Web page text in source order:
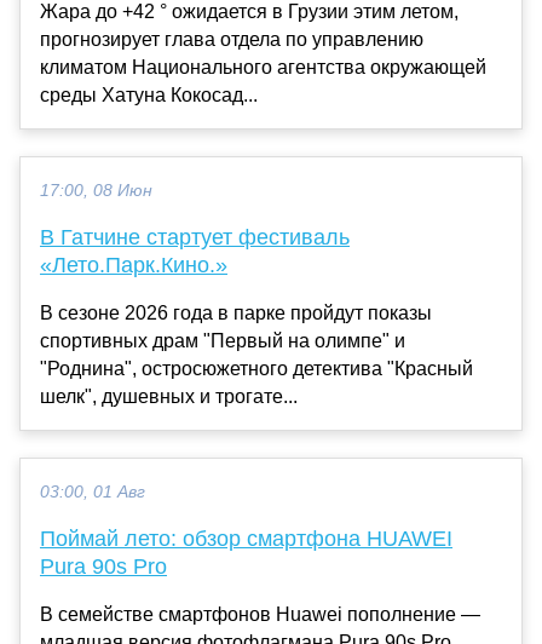
Жара до +42 ° ожидается в Грузии этим летом,
прогнозирует глава отдела по управлению
климатом Национального агентства окружающей
среды Хатуна Кокосад...
17:00, 08 Июн
В Гатчине стартует фестиваль
«Лето.Парк.Кино.»
В сезоне 2026 года в парке пройдут показы
спортивных драм "Первый на олимпе" и
"Роднина", остросюжетного детектива "Красный
шелк", душевных и трогате...
03:00, 01 Авг
Поймай лето: обзор смартфона HUAWEI
Pura 90s Pro
В семействе смартфонов Huawei пополнение —